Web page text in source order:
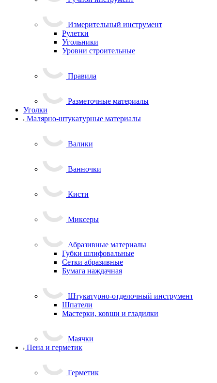
Измерительный инструмент
Рулетки
Угольники
Уровни строительные
Правила
Разметочные материалы
Уголки
Малярно-штукатурные материалы
Валики
Ванночки
Кисти
Миксеры
Абразивные материалы
Губки шлифовальные
Сетки абразивные
Бумага наждачная
Штукатурно-отделочный инструмент
Шпатели
Мастерки, ковши и гладилки
Маячки
Пена и герметик
Герметик